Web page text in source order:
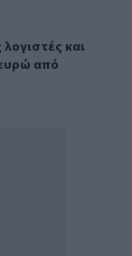
15.000 ευρώ
λογιστές και
και
από